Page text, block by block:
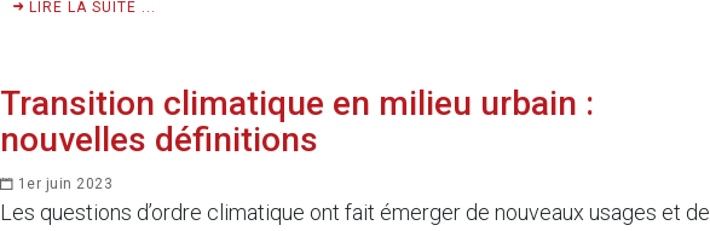
LIRE LA SUITE ...
Transition climatique en milieu urbain :
nouvelles définitions
1er juin 2023
Les questions d’ordre climatique ont fait émerger de nouveaux usages et de